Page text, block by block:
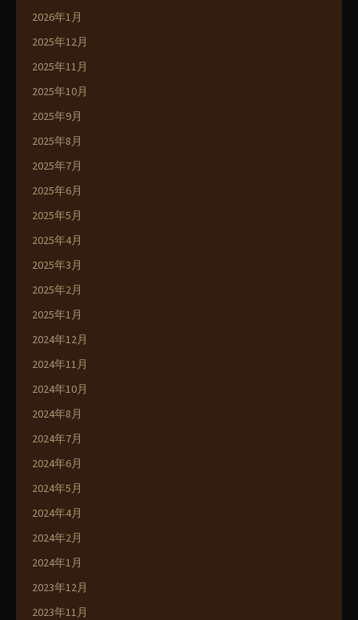
2026年1月
2025年12月
2025年11月
2025年10月
2025年9月
2025年8月
2025年7月
2025年6月
2025年5月
2025年4月
2025年3月
2025年2月
2025年1月
2024年12月
2024年11月
2024年10月
2024年8月
2024年7月
2024年6月
2024年5月
2024年4月
2024年2月
2024年1月
2023年12月
2023年11月